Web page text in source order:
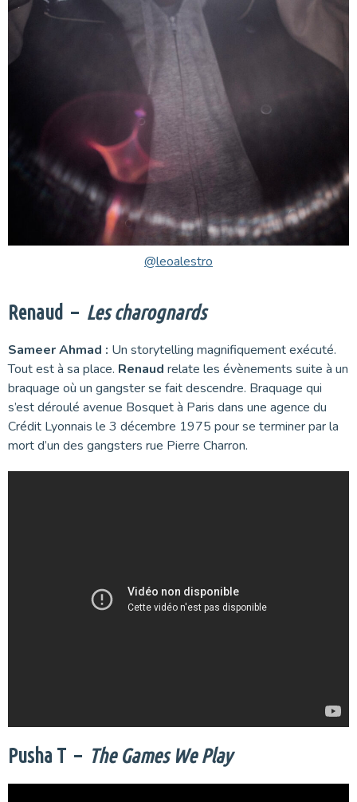
@leoalestro
Renaud – Les charognards
Sameer Ahmad : Un storytelling magnifiquement exécuté.
Tout est à sa place. Renaud relate les évènements suite à un
braquage où un gangster se fait descendre. Braquage qui
s’est déroulé avenue Bosquet à Paris dans une agence du
Crédit Lyonnais le 3 décembre 1975 pour se terminer par la
mort d’un des gangsters rue Pierre Charron.
Pusha T – The Games We Play